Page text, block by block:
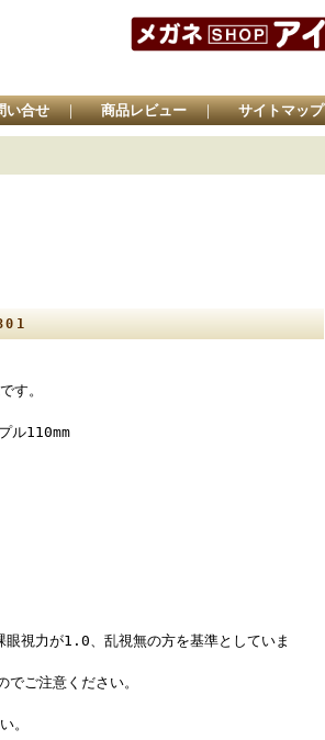
い合せ ｜ 商品レビュー ｜ サイトマップ
す。
ル110mm
視力が1.0、乱視無の方を基準としていま
ご注意ください。
。